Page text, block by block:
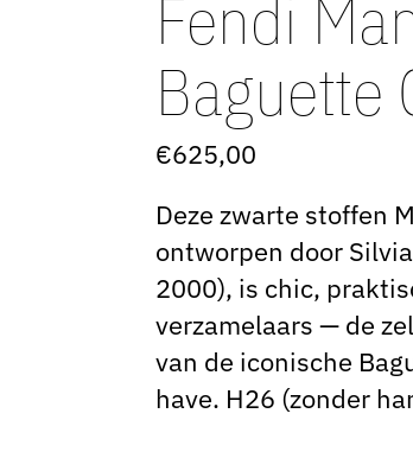
Fendi
Baguette
€625,00
Deze zwarte stoffen
ontworpen door
2000), is chic,
verzamelaars — de
van de iconische
have. H26 (zonder